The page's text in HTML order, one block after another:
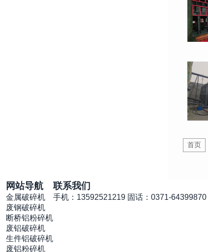
首页
网站导航
金属破碎机
废钢破碎机
断桥铝粉碎机
废铝破碎机
生件铝破碎机
废铝粉碎机
联系我们
手机：13592521219 固话：0371-64399870